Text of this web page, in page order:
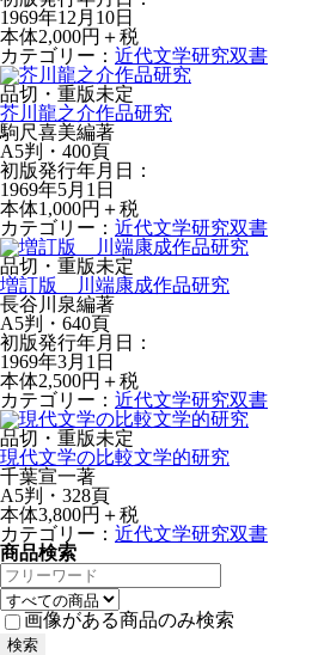
1969年12月10日
本体2,000円＋税
カテゴリー： 近代文学研究双書
品切・重版未定
芥川龍之介作品研究
駒尺喜美編著
A5判・400頁
初版発行年月日：
1969年5月1日
本体1,000円＋税
カテゴリー： 近代文学研究双書
品切・重版未定
増訂版 川端康成作品研究
長谷川泉編著
A5判・640頁
初版発行年月日：
1969年3月1日
本体2,500円＋税
カテゴリー： 近代文学研究双書
品切・重版未定
現代文学の比較文学的研究
千葉宣一著
A5判・328頁
本体3,800円＋税
カテゴリー： 近代文学研究双書
商品検索
画像がある商品のみ検索